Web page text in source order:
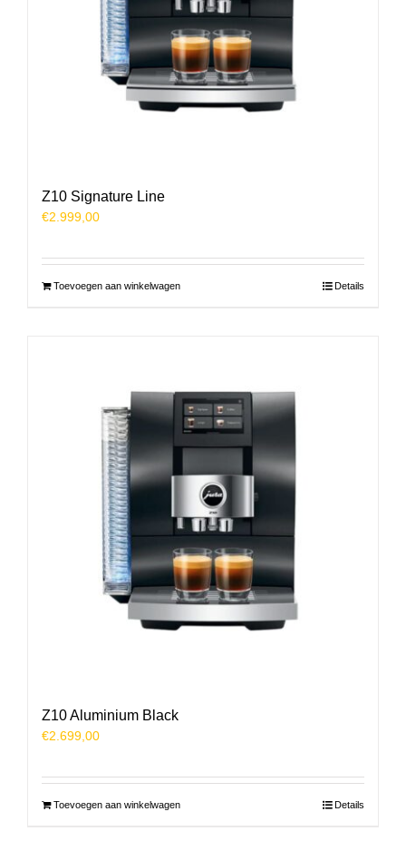
Z10 Signature Line
€2.999,00
Toevoegen aan winkelwagen Details
Z10 Aluminium Black
€2.699,00
Toevoegen aan winkelwagen Details